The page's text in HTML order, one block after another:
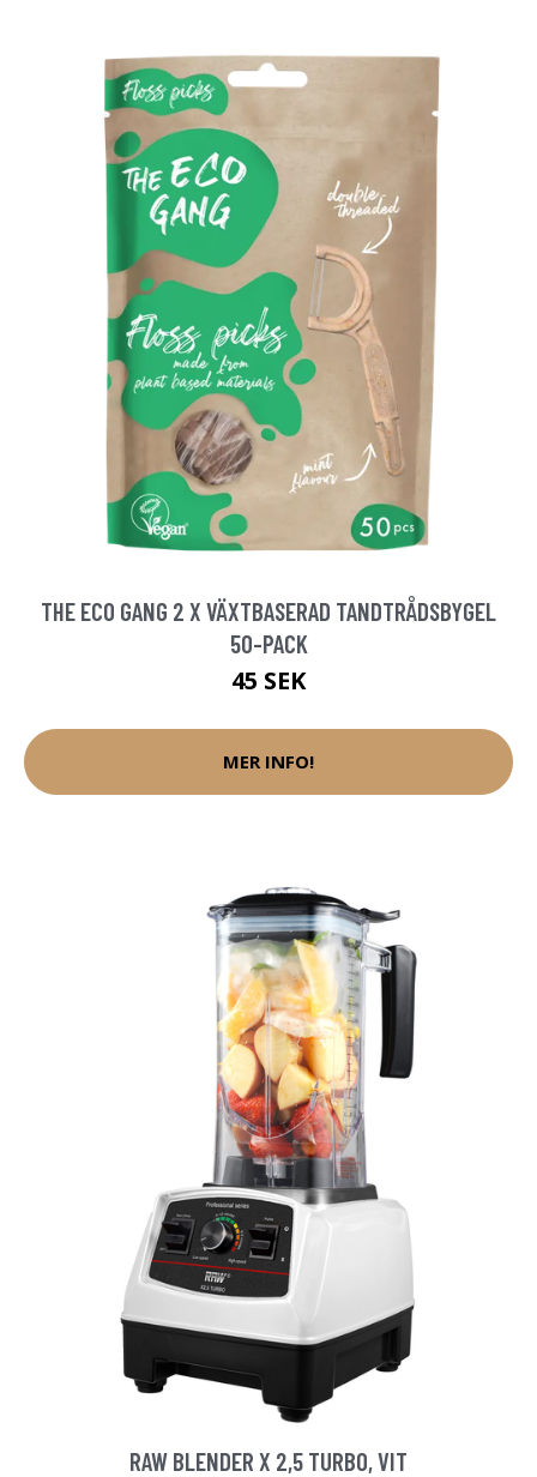
THE ECO GANG 2 X VÄXTBASERAD TANDTRÅDSBYGEL
50-PACK
45 SEK
MER INFO!
RAW BLENDER X 2,5 TURBO, VIT